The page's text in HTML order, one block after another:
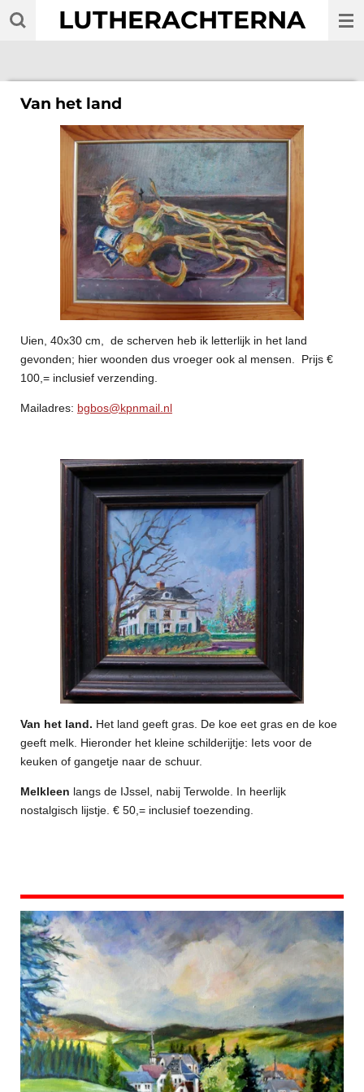
Ga
LUTHERACHTERNA
Van het land
Uien, 40x30 cm, de scherven heb ik letterlijk in het land
gevonden; hier woonden dus vroeger ook al mensen. Prijs €
100,= inclusief verzending.
Mailadres: bgbos@kpnmail.nl
Van het land. Het land geeft gras. De koe eet gras en de koe
geeft melk. Hieronder het kleine schilderijtje: Iets voor de
keuken of gangetje naar de schuur.
Melkleen langs de IJssel, nabij Terwolde. In heerlijk
nostalgisch lijstje. € 50,= inclusief toezending.